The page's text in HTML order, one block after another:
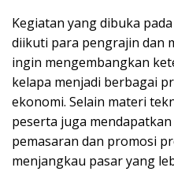
Kegiatan yang dibuka
diikuti para pengrajin dan
ingin mengembangkan
kelapa menjadi berbagai
ekonomi. Selain materi
peserta juga
pemasaran dan promosi
menjangkau pasar yang